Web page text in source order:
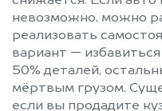
невозможно, можно
реализовать
вариант —
50% деталей,
мёртвым грузом.
если вы продадите